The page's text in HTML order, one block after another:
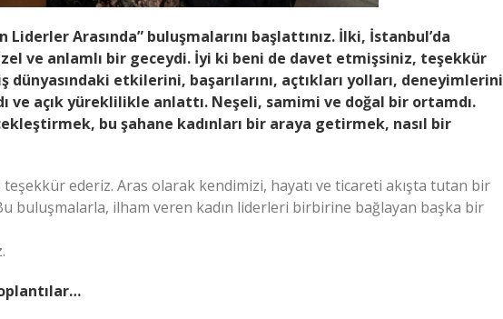
Liderler Arasında” buluşmalarını başlattınız. İlki, İstanbul’da
ve anlamlı bir geceydi. İyi ki beni de davet etmişsiniz, teşekkür
dünyasındaki etkilerini, başarılarını, açtıkları yolları, deneyimlerini
ve açık yüreklilikle anlattı. Neşeli, samimi ve doğal bir ortamdı.
bu şahane kadınları bir araya getirmek, nasıl bir
ederiz. Aras olarak kendimizi, hayatı ve ticareti akışta tutan bir
buluşmalarla, ilham veren kadın liderleri birbirine bağlayan başka bir